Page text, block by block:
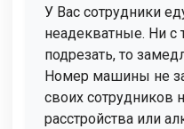
У Вас сотрудники
неадекватные. Ни с
подрезать, то
Номер машины не
своих сотрудников
расстройства или